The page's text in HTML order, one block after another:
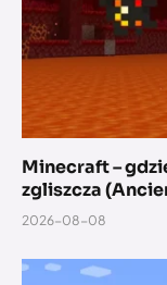
Minecraft –
zgliszcza
2026-08-08